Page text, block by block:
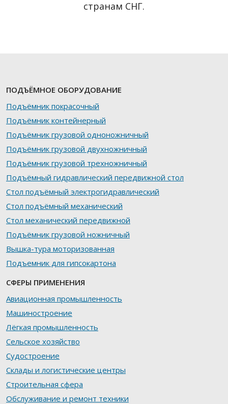
странам СНГ.
ПОДЪЁМНОЕ ОБОРУДОВАНИЕ
Подъёмник покрасочный
Подъёмник контейнерный
Подъёмник грузовой одноножничный
Подъёмник грузовой двухножничный
Подъёмник грузовой трехножничный
Подъёмный гидравлический передвижной стол
Стол подъёмный электрогидравлический
Стол подъёмный механический
Стол механический передвижной
Подъёмник грузовой ножничный
Вышка-тура моторизованная
Подъемник для гипсокартона
СФЕРЫ ПРИМЕНЕНИЯ
Авиационная промышленность
Машиностроение
Лёгкая промышленность
Сельское хозяйство
Судостроение
Склады и логистические центры
Строительная сфера
Обслуживание и ремонт техники